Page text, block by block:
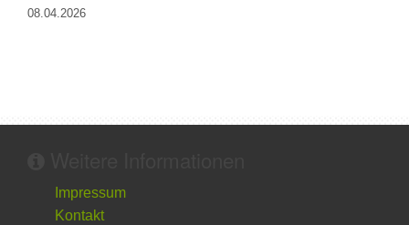
08.04.2026
Impressum
Kontakt